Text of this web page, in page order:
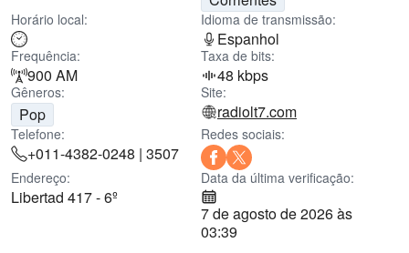
Horário local: Idioma de transmissão:
Espanhol
Frequência:
900 AM
Taxa de bits:
48 kbps
Gêneros:
Pop
Site:
radiolt7.com
Telefone:
+011-4382-0248 | 3507
Redes sociais:
Endereço:
Libertad 417 - 6º
Data da última verificação:
7 de agosto de 2026 às
03:39